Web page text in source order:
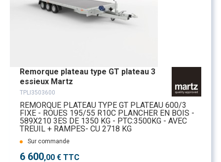
Remorque plateau type GT plateau 3
essieux Martz
TPLI3503600
REMORQUE PLATEAU TYPE GT PLATEAU 600/3
FIXE - ROUES 195/55 R10C PLANCHER EN BOIS -
589X210 3ES DE 1350 KG - PTC:3500KG - AVEC
TREUIL + RAMPES- CU 2718 KG
Sur commande
6 600,00 € TTC